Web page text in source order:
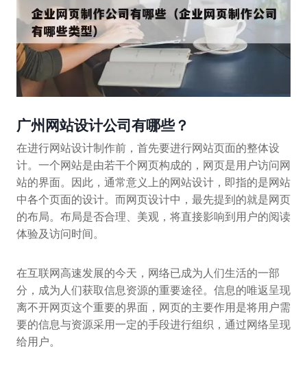
广州网站设计公司有哪些？
在进行网站设计制作前，首先要进行网站页面的整体设
计。一个网站是由若干个网页构成的，网页是用户访问网
站的界面。因此，通常意义上的网站设计，即指的是网站
中各个页面的设计。而网页设计中，最先提到的就是网页
的布局。布局是否合理、美观，将直接影响到用户的阅读
体验及访问时间。
在互联网高速发展的今天，网络已成为人们生活的一部
分，成为人们获取信息资源的重要途径。信息的唯返呈现
离不开网页这个重要的界面，网页的主要作用是将用户需
要的信息与资源采用一定的手段进行组织，通过网络呈现
给用户。